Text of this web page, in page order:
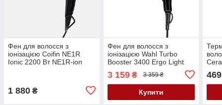
Фен для волосся з
іонізацією Coifin NE1R
Ionic 2200 Вт NE1R-ion
1 880 ₴
Фен для волосся з
іонізацією Wahl Turbo
Booster 3400 Ergo Light
3 159₴ 3 359 ₴
Купити
469